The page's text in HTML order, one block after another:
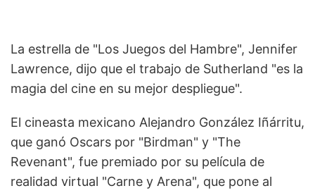
La estrella de "Los Juegos del Hambre", Jennifer
Lawrence, dijo que el trabajo de Sutherland "es la
magia del cine en su mejor despliegue".
El cineasta mexicano Alejandro González Iñárritu,
que ganó Oscars por "Birdman" y "The
Revenant", fue premiado por su película de
realidad virtual "Carne y Arena", que pone al